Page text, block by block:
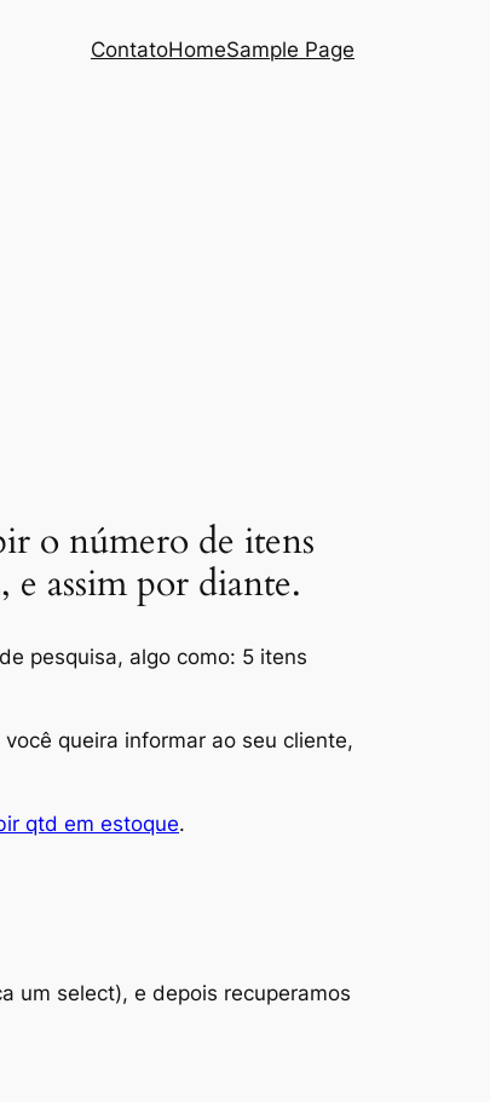
ContatoHomeSample Page
o número de itens
e assim por diante.
pesquisa, algo como: 5 itens
queira informar ao seu cliente,
qtd em estoque.
um select), e depois recuperamos